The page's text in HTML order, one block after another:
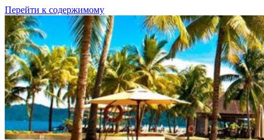
Перейти к содержимому